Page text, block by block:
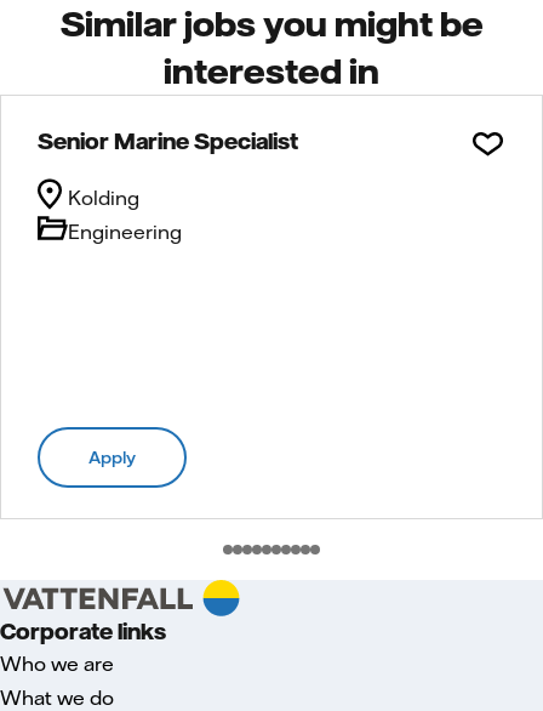
Similar jobs you might be
interested in
Senior Marine Specialist
Engineering
Kolding
Apply
Corporate links
Who we are
What we do